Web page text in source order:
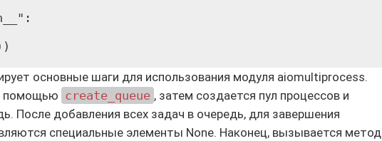
основные шаги для использования модуля aiomultiprocess.
помощью create_queue , затем создается пул процессов и
После добавления всех задач в очередь, для завершения
специальные элементы None. Наконец, вызывается метод